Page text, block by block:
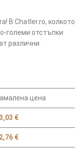
В Chatler.ro, колкото
големи отстъпки
различни.
цена
€
€